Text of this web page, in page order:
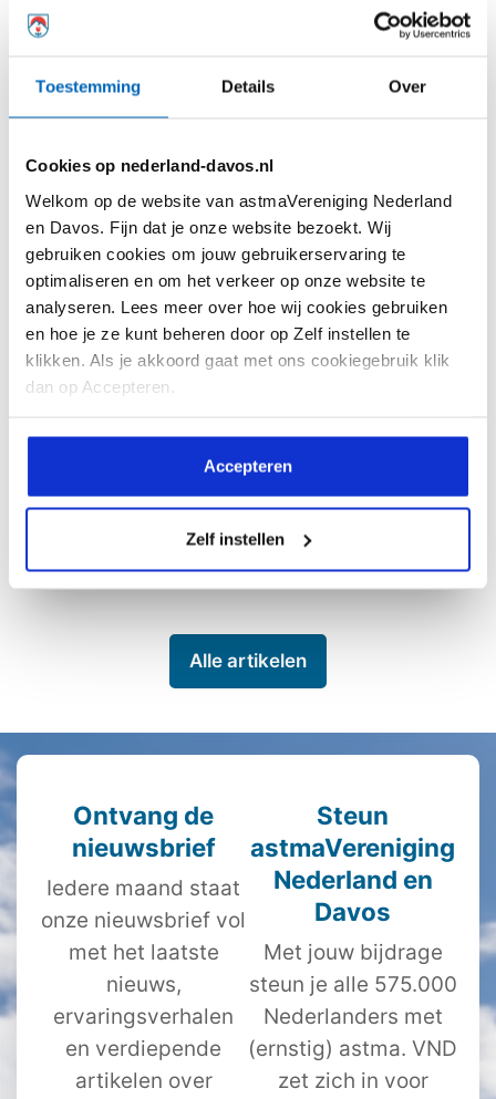
Toestemming Details Over
Cookies op nederland-davos.nl
Welkom op de website van astmaVereniging Nederland
en Davos. Fijn dat je onze website bezoekt. Wij
gebruiken cookies om jouw gebruikerservaring te
optimaliseren en om het verkeer op onze website te
analyseren. Lees meer over hoe wij cookies gebruiken
en hoe je ze kunt beheren door op Zelf instellen te
klikken. Als je akkoord gaat met ons cookiegebruik klik
dan op Accepteren.
Accepteren
Zelf instellen
Soms lijkt de liefde van één kant te komen…
Allergieën kies je niet!
Alle artikelen
Ontvang de
nieuwsbrief
Iedere maand staat
onze nieuwsbrief vol
met het laatste
nieuws,
ervaringsverhalen
en verdiepende
artikelen over
Steun
astmaVereniging
Nederland en
Davos
Met jouw bijdrage
steun je alle 575.000
Nederlanders met
(ernstig) astma. VND
zet zich in voor